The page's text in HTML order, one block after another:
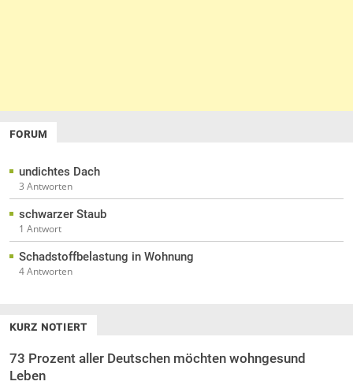
FORUM
undichtes Dach
3 Antworten
schwarzer Staub
1 Antwort
Schadstoffbelastung in Wohnung
4 Antworten
KURZ NOTIERT
73 Prozent aller Deutschen möchten wohngesund
Leben